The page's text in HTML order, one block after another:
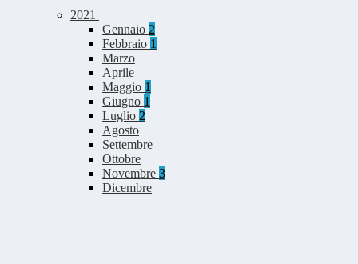
2021
Gennaio 2
Febbraio 1
Marzo
Aprile
Maggio 1
Giugno 1
Luglio 2
Agosto
Settembre
Ottobre
Novembre 3
Dicembre